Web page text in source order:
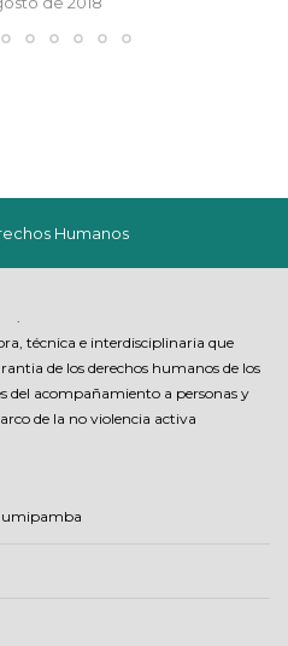
Humanos
técnica e interdisciplinaria que
de los derechos humanos de los
del acompañamiento a personas y
de la no violencia activa